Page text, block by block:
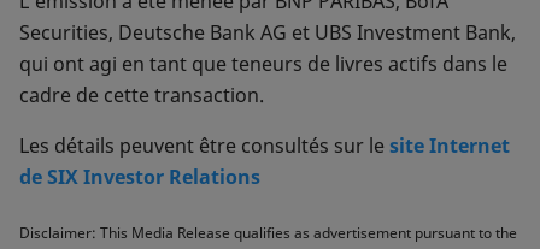
Securities, Deutsche Bank AG et UBS Investment Bank,
qui ont agi en tant que teneurs de livres actifs dans le
cadre de cette transaction.
Les détails peuvent être consultés sur lesite Internet
de SIX Investor Relations
Disclaimer: This Media Release qualifies as advertisement pursuant to the